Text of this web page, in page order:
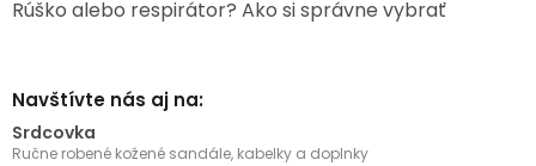
Rúško alebo respirátor? Ako si správne vybrať
Navštívte nás aj na:
Srdcovka
Ručne robené kožené sandále, kabelky a doplnky